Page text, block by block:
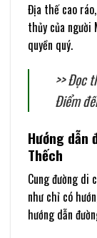
Địa thế cao
thủy của người
quyền quý.
>> Đọc
Điểm
Hướng dẫn
Thếch
Cung đường di
như chỉ có
hướng dẫn